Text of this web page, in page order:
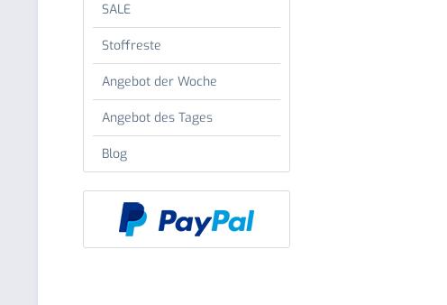
SALE
Stoffreste
Angebot der Woche
Angebot des Tages
Blog